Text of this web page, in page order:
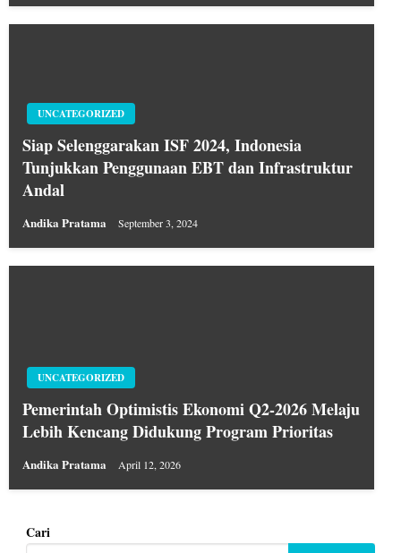
UNCATEGORIZED
Siap Selenggarakan ISF 2024, Indonesia
Tunjukkan Penggunaan EBT dan Infrastruktur
Andal
Andika Pratama September 3, 2024
UNCATEGORIZED
Pemerintah Optimistis Ekonomi Q2-2026 Melaju
Lebih Kencang Didukung Program Prioritas
Andika Pratama April 12, 2026
Cari